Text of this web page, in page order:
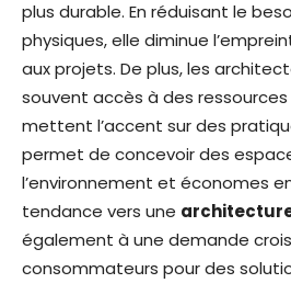
plus durable. En réduisant le
physiques, elle diminue
aux projets. De plus, les
souvent accès à des
mettent l’accent sur des
permet de concevoir des
l’environnement et économes
tendance vers une
également à une demande
consommateurs pour des